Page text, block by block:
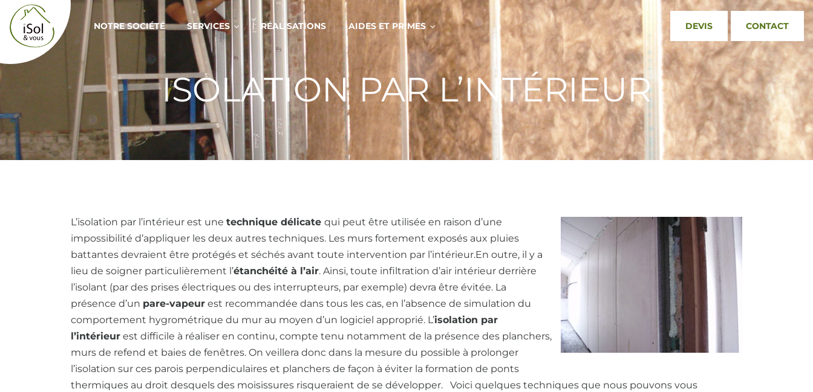
Aller au contenu
NOTRE SOCIÉTÉ SERVICES RÉALISATIONS AIDES ET PRIMES DEVIS CONTACT
ISOLATION PAR L’INTÉRIEUR
L’isolation par l’intérieur est une technique délicate qui peut être utilisée en raison d’une
impossibilité d’appliquer les deux autres techniques. Les murs fortement exposés aux pluies
battantes devraient être protégés et séchés avant toute intervention par l’intérieur.En outre, il y a
lieu de soigner particulièrement l’étanchéité à l’air. Ainsi, toute infiltration d’air intérieur derrière
l’isolant (par des prises électriques ou des interrupteurs, par exemple) devra être évitée. La
présence d’un pare-vapeur est recommandée dans tous les cas, en l’absence de simulation du
comportement hygrométrique du mur au moyen d’un logiciel approprié. L’isolation par
l’intérieur est difficile à réaliser en continu, compte tenu notamment de la présence des planchers,
murs de refend et baies de fenêtres. On veillera donc dans la mesure du possible à prolonger
l’isolation sur ces parois perpendiculaires et planchers de façon à éviter la formation de ponts
thermiques au droit desquels des moisissures risqueraient de se développer. Voici quelques techniques que nous pouvons vous